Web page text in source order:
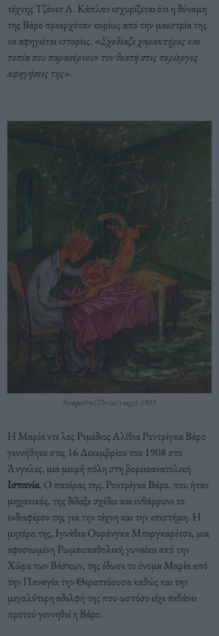
τέχνης Τζάνετ Α. Κάπλαν ισχυρίζεται ότι η δύναμη
της Βάρο προερχόταν κυρίως από την μαεστρία της
να αφηγείται ιστορίες. «Σχεδίαζε χαρακτήρες και
τοπία που παρασέρνουν τον θεατή στις περίεργες
αφηγήσεις της».
Sympathy (The cat’s rage), 1955
Η Μαρία ντε λος Ρεμέδιος Αλίθια Ροντρίγκα Βάρο
γεννήθηκε στις 16 Δεκεμβρίου του 1908 στο
Άνγκλες, μια μικρή πόλη στη βορειοανατολική
Ισπανία. Ο πατέρας της, Ροντρίγκο Βάρο, που ήταν
μηχανικός, της δίδαξε σχέδιο και ενθάρρυνε το
ενδιαφέρον της για την τέχνη και την επιστήμη. Η
μητέρα της, Ιγνάθια Ουράνγκα Μπεργκαρέτσε, μια
αφοσιωμένη Ρωμαιοκαθολική γυναίκα από την
Χώρα των Βάσκων, της έδωσε το όνομα Μαρία από
την Παναγία την Θεραπεύουσα καθώς και την
μεγαλύτερη αδελφή της που ωστόσο είχε πεθάνει
προτού γεννηθεί η Βάρο.